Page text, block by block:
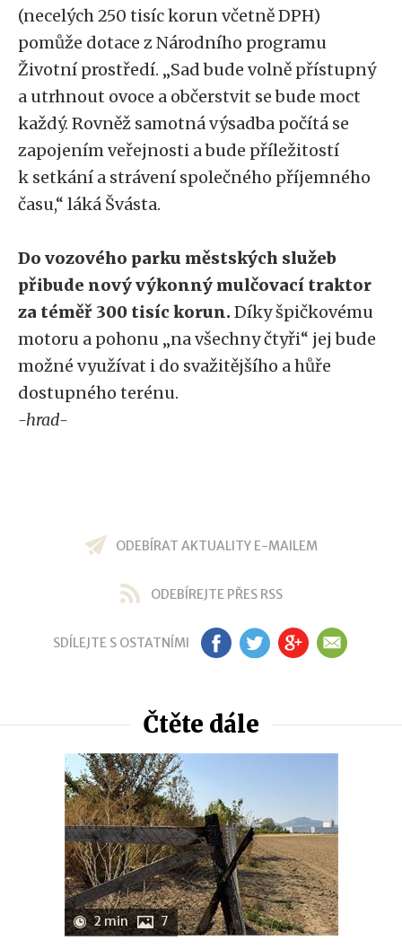
(necelých 250 tisíc korun včetně DPH)
pomůže dotace z Národního programu
Životní prostředí. „Sad bude volně přístupný
a utrhnout ovoce a občerstvit se bude moct
každý. Rovněž samotná výsadba počítá se
zapojením veřejnosti a bude příležitostí
k setkání a strávení společného příjemného
času,“ láká Švásta.
Do vozového parku městských služeb
přibude nový výkonný mulčovací traktor
za téměř 300 tisíc korun.Díky špičkovému
motoru a pohonu „na všechny čtyři“ jej bude
možné využívat i do svažitějšího a hůře
dostupného terénu.
-hrad-
ODEBÍRAT AKTUALITY E-MAILEM
ODEBÍREJTE PŘES RSS
SDÍLEJTE S OSTATNÍMI FB TW GP EM
Čtěte dále
2 min 7